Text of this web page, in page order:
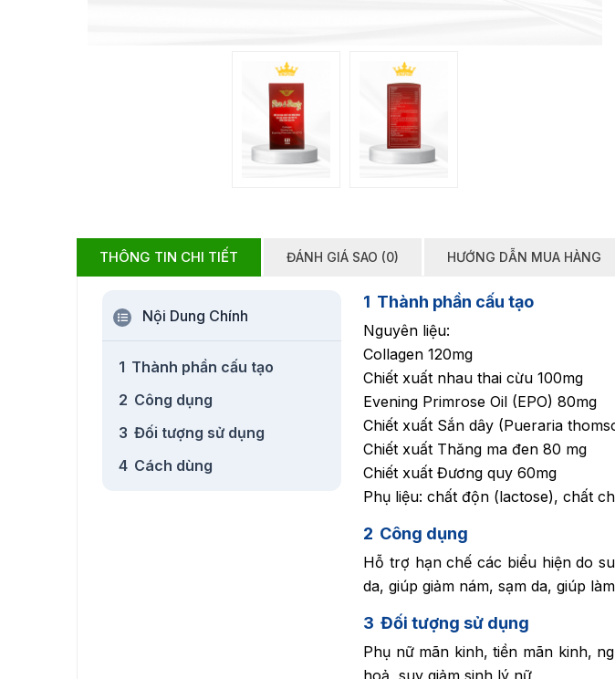
THÔNG TIN CHI TIẾT ĐÁNH GIÁ SAO (0) HƯỚNG DẪN MUA HÀNG
Nội Dung Chính
1 Thành phần cấu tạo
2 Công dụng
3 Đối tượng sử dụng
4 Cách dùng
1 Thành phần cấu tạo
Nguyên liệu:
Collagen 120mg
Chiết xuất nhau thai cừu 100mg
Evening Primrose Oil (EPO) 80mg
Chiết xuất Sắn dây (Pueraria
Chiết xuất Thăng ma đen 80 mg
Chiết xuất Đương quy 60mg
Phụ liệu: chất độn (lactose), chất
2 Công dụng
Hỗ trợ hạn chế các biểu hiện do
da, giúp giảm nám, sạm da, giúp
3 Đối tượng sử dụng
Phụ nữ mãn kinh, tiền mãn kinh,
hoả, suy giảm sinh lý nữ